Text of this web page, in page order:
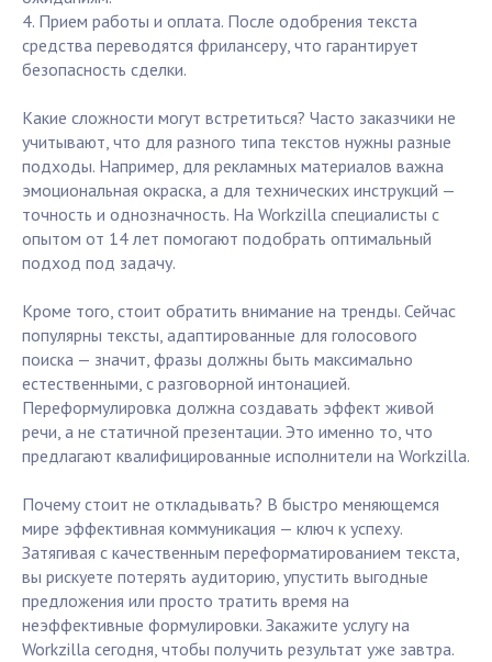
4. Прием работы и оплата. После одобрения текста
средства переводятся фрилансеру, что гарантирует
безопасность сделки.
Какие сложности могут встретиться? Часто заказчики не
учитывают, что для разного типа текстов нужны разные
подходы. Например, для рекламных материалов важна
эмоциональная окраска, а для технических инструкций —
точность и однозначность. На Workzilla специалисты с
опытом от 14 лет помогают подобрать оптимальный
подход под задачу.
Кроме того, стоит обратить внимание на тренды. Сейчас
популярны тексты, адаптированные для голосового
поиска — значит, фразы должны быть максимально
естественными, с разговорной интонацией.
Переформулировка должна создавать эффект живой
речи, а не статичной презентации. Это именно то, что
предлагают квалифицированные исполнители на Workzilla.
Почему стоит не откладывать? В быстро меняющемся
мире эффективная коммуникация — ключ к успеху.
Затягивая с качественным переформатированием текста,
вы рискуете потерять аудиторию, упустить выгодные
предложения или просто тратить время на
неэффективные формулировки. Закажите услугу на
Workzilla сегодня, чтобы получить результат уже завтра.